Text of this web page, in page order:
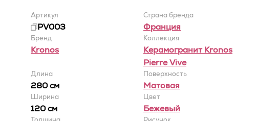
Артикул
PV003
Страна бренда
Франция
Бренд
Kronos
Коллекция
Керамогранит Kronos
Pierre Vive
Длина
280 см
Поверхность
Матовая
Ширина
120 cм
Цвет
Бежевый